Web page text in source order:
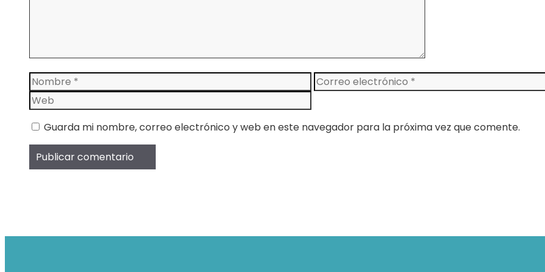
Nombre
Correo
electrónico
Guarda mi nombre, correo electrónico y web en este navegador para la próxima vez que comente.